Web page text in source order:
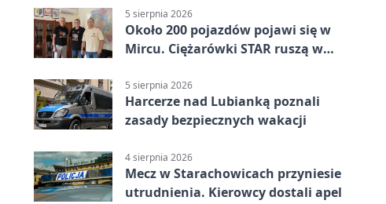
5 sierpnia 2026
Około 200 pojazdów pojawi się w
Mircu. Ciężarówki STAR ruszą w
5 sierpnia 2026
Harcerze nad Lubianką poznali
zasady bezpiecznych wakacji
4 sierpnia 2026
Mecz w Starachowicach przyniesie
utrudnienia. Kierowcy dostali apel